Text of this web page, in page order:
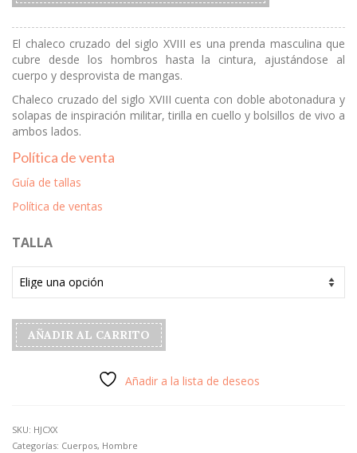
El chaleco cruzado del siglo XVIII es una prenda masculina que
cubre desde los hombros hasta la cintura, ajustándose al
cuerpo y desprovista de mangas.
Chaleco cruzado del siglo XVIII cuenta con doble abotonadura y
solapas de inspiración militar, tirilla en cuello y bolsillos de vivo a
ambos lados.
Política de venta
Guía de tallas
Política de ventas
TALLA
AÑADIR AL CARRITO
Añadir a la lista de deseos
SKU: HJCXX
Categorías: Cuerpos, Hombre